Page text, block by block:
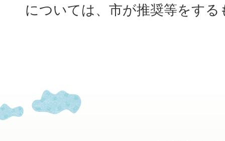
については、市が推奨等をす